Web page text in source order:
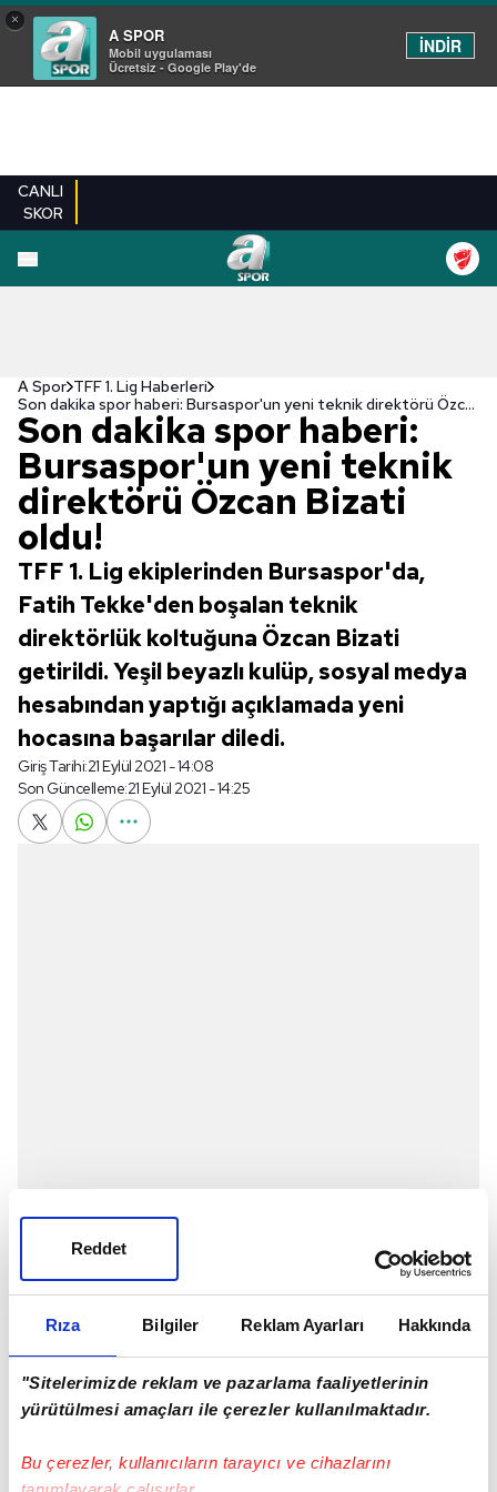
Rıza Bilgiler Reklam Ayarları Hakkında
"Sitelerimizde reklam ve pazarlama faaliyetlerinin
yürütülmesi amaçları ile çerezler kullanılmaktadır.
Bu çerezler, kullanıcıların tarayıcı ve cihazlarını
Reddet
×
A SPOR
Mobil uygulaması
Ücretsiz - Google Play'de
İNDİR
CANLI
SKOR
A Spor TFF 1. Lig Haberleri
Son dakika spor haberi: Bursaspor'un yeni teknik direktörü Özcan Bizati oldu!
Son dakika spor haberi:
Bursaspor'un yeni teknik
direktörü Özcan Bizati
oldu!
TFF 1. Lig ekiplerinden Bursaspor'da,
Fatih Tekke'den boşalan teknik
direktörlük koltuğuna Özcan Bizati
getirildi. Yeşil beyazlı kulüp, sosyal medya
hesabından yaptığı açıklamada yeni
hocasına başarılar diledi.
Giriş Tarihi:21 Eylül 2021 - 14:08
Son Güncelleme:21 Eylül 2021 - 14:25
TFF 1. Lig ekiplerinden Bursaspor'un yeni teknik
direktörü belli oldu. Yeşil beyazlı kulüpte Fatih
Tekke'den boşalan teknik direktörlük koltuğuna
Özcan Bizati getirildi.